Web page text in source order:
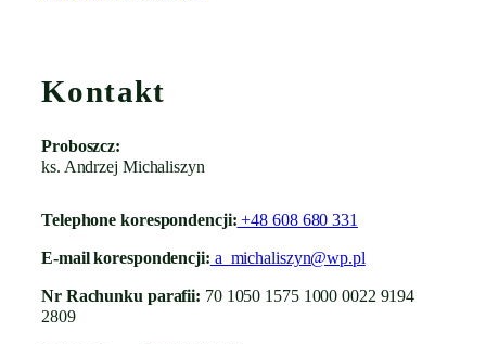
Kontakt
Proboszcz:
ks. Andrzej Michaliszyn
Telephone korespondencji: +48 608 680 331
E-mail korespondencji: a_michaliszyn@wp.pl
Nr Rachunku parafii: 70 1050 1575 1000 0022 9194
2809